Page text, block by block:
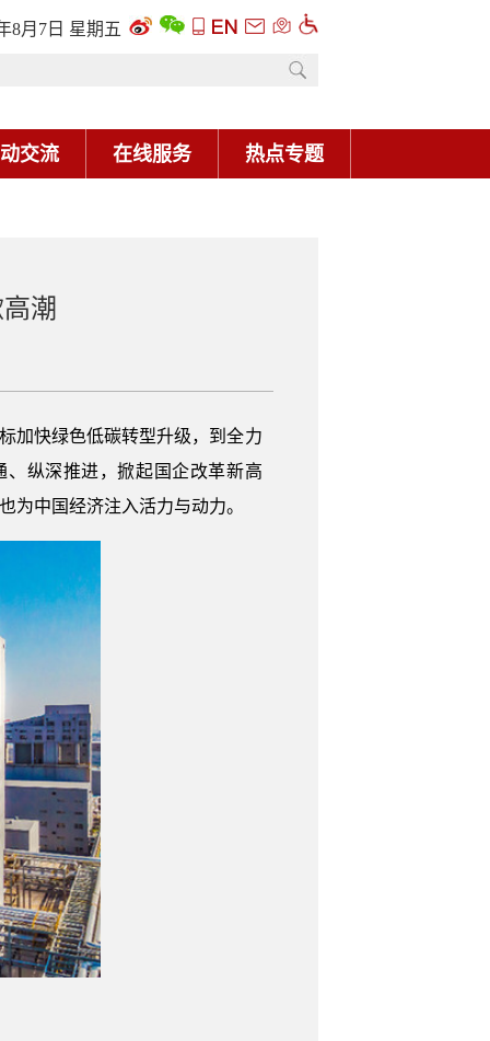
8月7日 星期五
交流 在线服务 热点专题
潮
加快绿色低碳转型升级，到全力
纵深推进，掀起国企改革新高
为中国经济注入活力与动力。